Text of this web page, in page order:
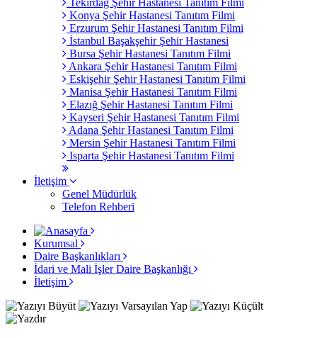
Konya Şehir Hastanesi Tanıtım Filmi
Erzurum Şehir Hastanesi Tanıtım Filmi
İstanbul Başakşehir Şehir Hastanesi
Bursa Şehir Hastanesi Tanıtım Filmi
Ankara Şehir Hastanesi Tanıtım Filmi
Eskişehir Şehir Hastanesi Tanıtım Filmi
Manisa Şehir Hastanesi Tanıtım Filmi
Elazığ Şehir Hastanesi Tanıtım Filmi
Kayseri Şehir Hastanesi Tanıtım Filmi
Adana Şehir Hastanesi Tanıtım Filmi
Mersin Şehir Hastanesi Tanıtım Filmi
Isparta Şehir Hastanesi Tanıtım Filmi
İletişim
Genel Müdürlük
Telefon Rehberi
Kurumsal
Daire Başkanlıkları
İdari ve Mali İşler Daire Başkanlığı
İletişim